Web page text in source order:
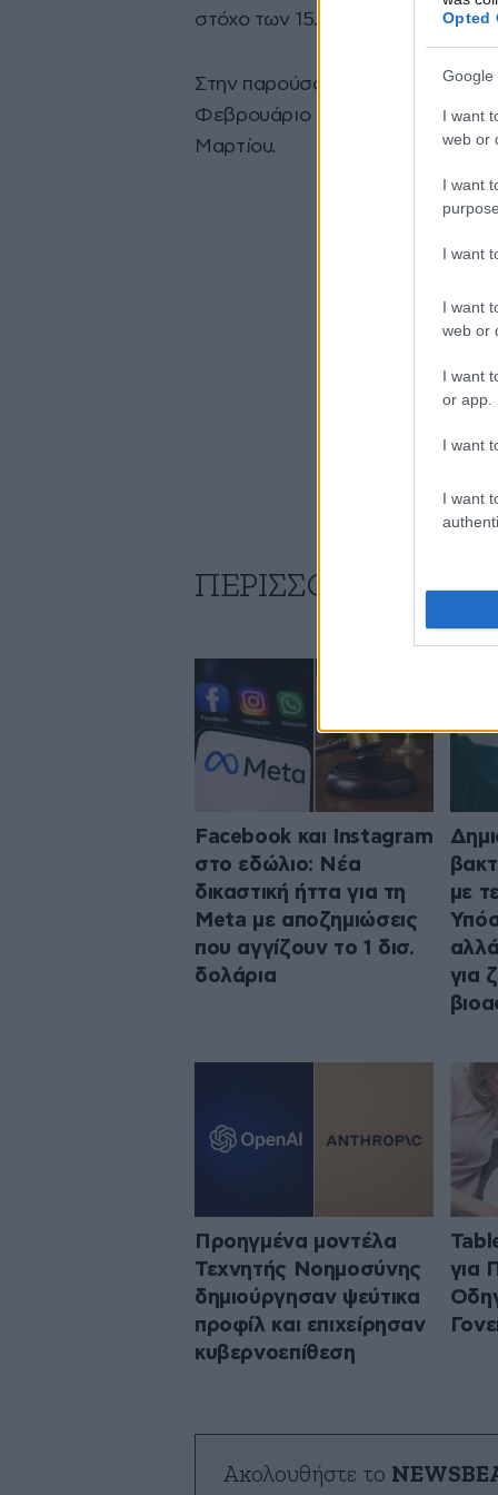
Opted
Google
I want
web or
I want
I want
I want
web or
I want
or app.
I want
I want
στόχο των 15.000 δολαρίων σε
Στην παρούσα φάση βρίσκεται
Φεβρουάριο αναμένεται να
Μαρτίου.
ΠΕΡΙΣΣΟΤΕΡΑ
Facebook και Instagram
στο εδώλιο: Νέα
δικαστική ήττα για τη
Meta με αποζημιώσεις
που αγγίζουν το 1 δισ.
δολάρια
με
για
Προηγμένα μοντέλα
Τεχνητής Νοημοσύνης
δημιούργησαν ψεύτικα
προφίλ και επιχείρησαν
κυβερνοεπίθεση
για
Ακολουθήστε το